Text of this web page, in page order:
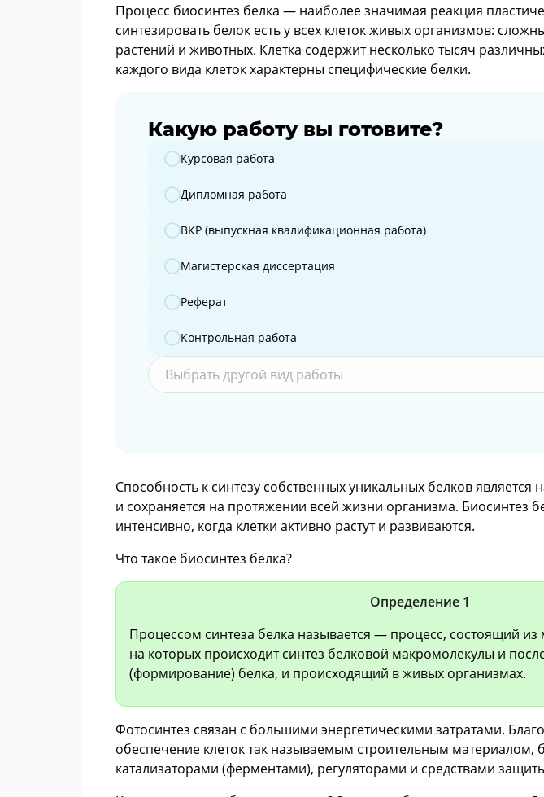
Процесс биосинтез белка — наиболее значимая реакция
синтезировать белок есть у всех клеток живых организмов:
растений и животных. Клетка содержит несколько тысяч
каждого вида клеток характерны специфические белки.
Какую работу вы готовите?
Какую работу вы готовите?
Курсовая работа
Дипломная работа
ВКР (выпускная квалификационная работа)
Магистерская диссертация
Реферат
Контрольная работа
Выбрать другой вид работы
Способность к синтезу собственных уникальных белков является
и сохраняется на протяжении всей жизни организма. Биосинтез
интенсивно, когда клетки активно растут и развиваются.
Что такое биосинтез белка?
Определение 1
Процессом синтеза белка называется — процесс, состоящий из
на которых происходит синтез белковой макромолекулы и
(формирование) белка, и происходящий в живых организмах.
Фотосинтез связан с большими энергетическими затратами.
обеспечение клеток так называемым строительным материалом,
катализаторами (ферментами), регуляторами и средствами